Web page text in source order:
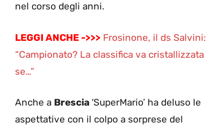
nel corso degli anni.
LEGGI ANCHE ->>> Frosinone, il ds Salvini:
“Campionato? La classifica va cristallizzata
se…”
Anche a Brescia ‘SuperMario’ ha deluso le
aspettative con il colpo a sorprese del